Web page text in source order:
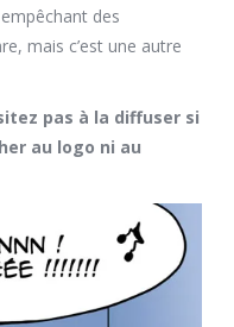
des
mais c’est une autre
pas à la diffuser si
au logo ni au